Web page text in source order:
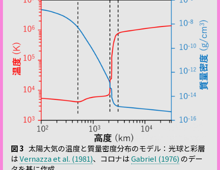
図 3 太陽大気の温度と質量密度分布のモデル：光球と彩層
はVernazza et al. (1981)、コロナはGabriel (1976) のデー